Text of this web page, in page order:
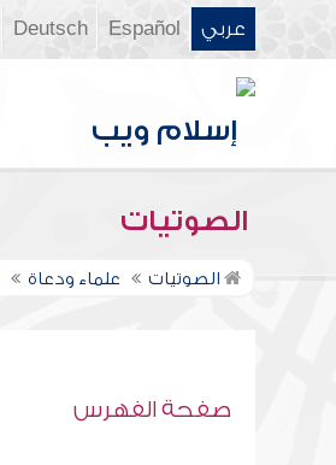
عربي Español
Deutsch
الصوتيات
الصوتيات علماء ودعاة
صفحة الفهرس